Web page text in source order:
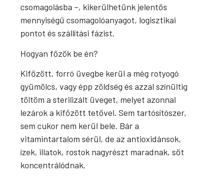
csomagolásba –, kikerülhetünk jelentős
mennyiségű csomagolóanyagot, logisztikai
pontot és szállítási fázist.
Hogyan főzök be én?
Kifőzött, forró üvegbe kerül a még rotyogó
gyümölcs, vagy épp zöldség és azzal színültig
töltöm a sterilizált üveget, melyet azonnal
lezárok a kifőzött tetővel. Sem tartósítószer,
sem cukor nem kerül bele. Bár a
vitamintartalom sérül, de az antioxidánsok,
ízek, illatok, rostok nagyrészt maradnak, sőt
koncentrálódnak.